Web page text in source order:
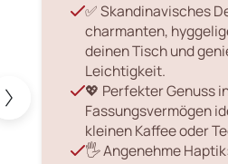
✅ Skandinavisches
charmanten,
deinen Tisch und
Leichtigkeit.
💖 Perfekter Genuss
Fassungsvermögen
kleinen Kaffee oder
🖐️ Angenehme